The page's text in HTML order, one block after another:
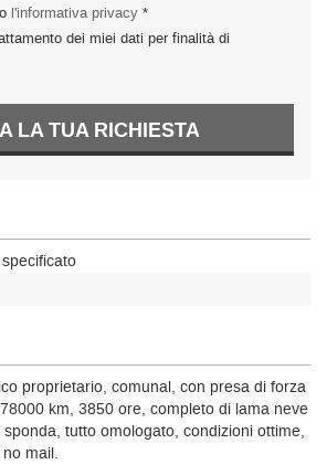
l'informativa privacy *
dei miei dati per finalità di
LA TUA RICHIESTA
proprietario, comunal, con presa di forza
km, 3850 ore, completo di lama neve
tutto omologato, condizioni ottime,
mail.